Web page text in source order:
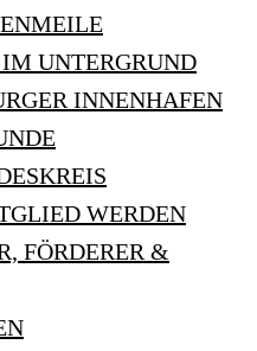
UNTERGRUND
INNENHAFEN
WERDEN
FÖRDERER &